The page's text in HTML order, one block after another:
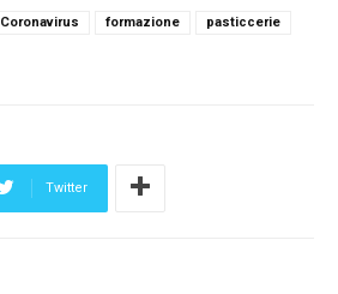
Coronavirus formazione
pasticcerie
Twitter